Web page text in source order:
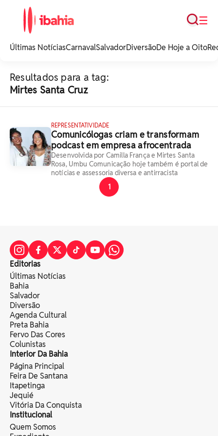
noticias e
☰
Busca
Últimas NotíciasCarnavalSalvadorDiversãoDe Hoje a Oito
Resultados para a tag:
Mirtes Santa Cruz
REPRESENTATIVIDADE
Comunicólogas criam e transformam
podcast em empresa afrocentrada
Desenvolvida por Camilla França e Mirtes Santa
Rosa, Umbu Comunicação hoje também é portal de
notícias e assessoria diversa e antirracista
1
Editorias
Últimas Notícias
Bahia
Salvador
Diversão
Agenda Cultural
Preta Bahia
Fervo Das Cores
Colunistas
Interior Da Bahia
Página Principal
Feira De Santana
Itapetinga
Jequié
Vitória Da Conquista
Institucional
Quem Somos